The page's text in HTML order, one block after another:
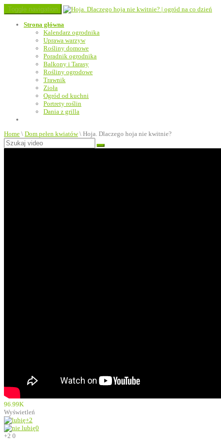
Toggle navigation
Strona główna
Kalendarz ogrodnika
Uprawa warzyw
Rośliny domowe
Poradnik ogrodnika
Balkony i Tarasy
Rośliny ogrodowe
Trawnik
Zioła
Ogród od kuchni
Portrety roślin
Dania z grilla
Home \ Dom pełen kwiatów\ Hoja. Dlaczego hoja nie kwitnie?
96.99K
Wyświetleń
+2
0
+2 0